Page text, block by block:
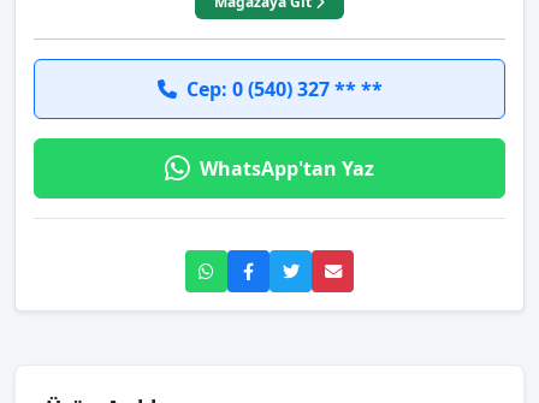
Cep: 0 (540) 327 ** **
WhatsApp'tan Yaz